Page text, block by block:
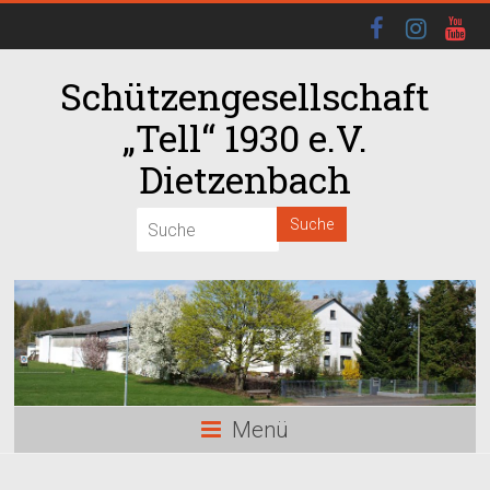
Schützengesellschaft
„Tell“ 1930 e.V.
Dietzenbach
Menü
02:00
04:00